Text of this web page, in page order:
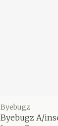
Byebugz
Byebugz A/